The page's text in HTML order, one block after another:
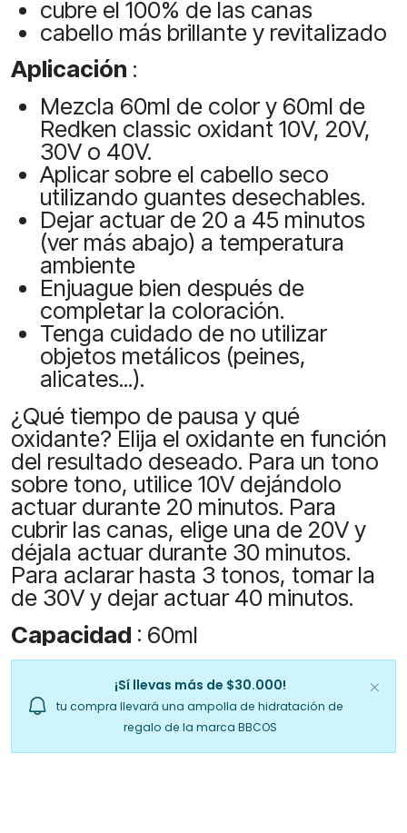
cubre el 100% de las canas
cabello más brillante y revitalizado
Aplicación :
Mezcla 60ml de color y 60ml de
Redken classic oxidant 10V, 20V,
30V o 40V.
Aplicar sobre el cabello seco
utilizando guantes desechables.
Dejar actuar de 20 a 45 minutos
(ver más abajo) a temperatura
ambiente
Enjuague bien después de
completar la coloración.
Tenga cuidado de no utilizar
objetos metálicos (peines,
alicates...).
¿Qué tiempo de pausa y qué
oxidante? Elija el oxidante en función
del resultado deseado. Para un tono
sobre tono, utilice 10V dejándolo
actuar durante 20 minutos. Para
cubrir las canas, elige una de 20V y
déjala actuar durante 30 minutos.
Para aclarar hasta 3 tonos, tomar la
de 30V y dejar actuar 40 minutos.
Capacidad : 60ml
¡Sí llevas más de $30.000!
tu compra llevará una ampolla de hidratación de
regalo de la marca BBCOS